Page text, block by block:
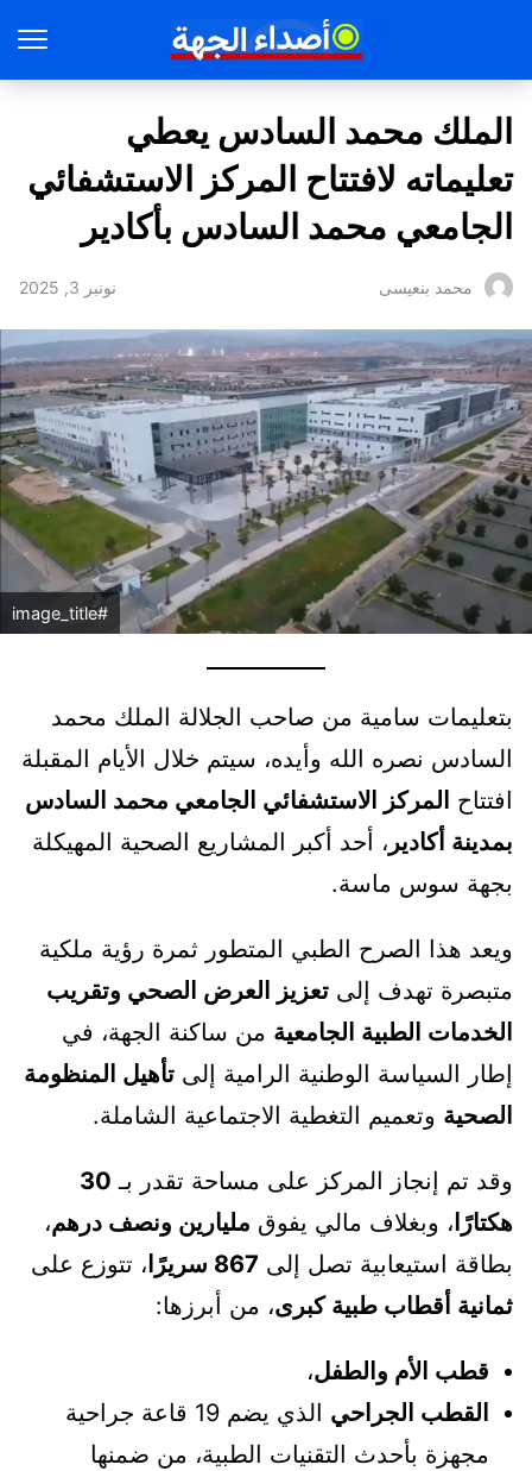
الملك محمد السادس يعطي
تعليماته لافتتاح المركز الاستشفائي
الجامعي محمد السادس بأكادير
محمد بنعيسى نونبر 3, 2025
#image_title
بتعليمات سامية من صاحب الجلالة الملك محمد
السادس نصره الله وأيده، سيتم خلال الأيام المقبلة
افتتاح المركز الاستشفائي الجامعي محمد السادس
بمدينة أكادير ، أحد أكبر المشاريع الصحية المهيكلة
بجهة سوس ماسة.
ويعد هذا الصرح الطبي المتطور ثمرة رؤية ملكية
متبصرة تهدف إلى تعزيز العرض الصحي وتقريب
الخدمات الطبية الجامعية من ساكنة الجهة، في
إطار السياسة الوطنية الرامية إلى تأهيل المنظومة
الصحية وتعميم التغطية الاجتماعية الشاملة.
وقد تم إنجاز المركز على مساحة تقدر بـ 30
هكتارًا ، وبغلاف مالي يفوق مليارين ونصف درهم،
بطاقة استيعابية تصل إلى 867 سريرًا
، تتوزع على
ثمانية أقطاب طبية كبرى، من أبرزها:
قطب الأم والطفل،
القطب الجراحي
الذي يضم 19 قاعة جراحية
مجهزة بأحدث التقنيات الطبية، من ضمنها